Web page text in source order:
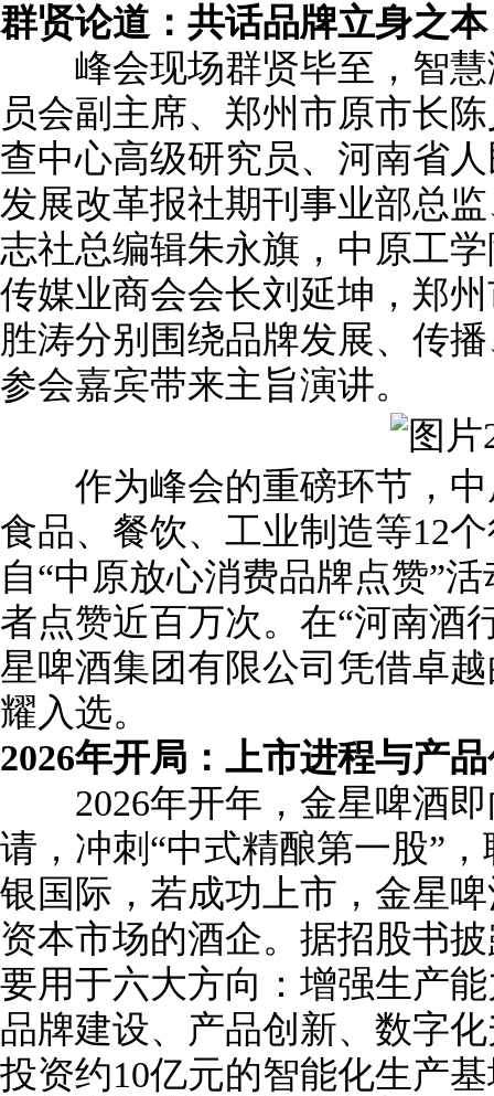
群贤论道 ： 共话品牌立身之本
峰会现场群贤毕至，智慧
员会副主席、郑州市原市长
查中心高级研究员、河南省
发展改革报社期刊事业部总
志社总编辑朱永旗，中原工
传媒业商会会长刘延坤，郑
胜涛分别围绕品牌发展、传
参会嘉宾带来主旨演讲。
作为峰会的重磅环节，中
食品、餐饮、工业制造等12
自“中原放心消费品牌点赞”
者点赞近百万次。在“河南酒
星啤酒集团有限公司凭借卓
耀入选。
2026年开局：上市进程与产
2026年开年，金星啤酒即
请，冲刺“中式精酿第一股”
银国际，若成功上市，金星
资本市场的酒企。据招股书
要用于六大方向：增强生产
品牌建设、产品创新、数字
投资约10亿元的智能化生产